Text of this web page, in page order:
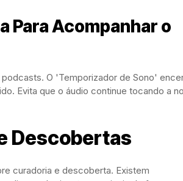
Para Acompanhar o
O 'Temporizador de Sono'
Evita que o áudio continue tocando a
Descobertas
curadoria e descoberta. Existem